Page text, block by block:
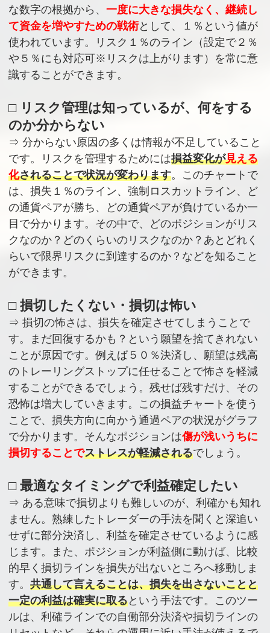
な数字の根拠から、 一度に大きな損失なく、継続し
て資金を増やすための戦術として、１％という値が
使われています。リスク１％のライン（設定で２％
や５％にも対応可※リスクは上がります）を常に意
識することができます。
□ リスク管理は知っているが、何をする
のか分からない
⇒ 分からない原因の多くは情報が不足していること
です。リスクを管理するためには損益変化が見える
化されることで状況が変わります。このチャートで
は、損失１％のライン、強制ロスカットライン、ど
の通貨ペアが勝ち、どの通貨ペアが負けているか一
目で分かります。その中で、どのポジションがリス
クなのか？どのくらいのリスクなのか？あとどれく
らいで限界リスクに到達するのか？などを知ること
ができます。
□ 損切したくない・損切は怖い
⇒ 損切の怖さは、損失を確定させてしまうことで
す。まだ回復するかも？という願望を捨てきれない
ことが原因です。例えば５０％決済し、願望は残高
のトレーリングストップに任せることで怖さを軽減
することができるでしょう。残せば残すだけ、その
恐怖は増大していきます。この損益チャートを使う
ことで、損失方向に向かう通過ペアの状況がグラフ
で分かります。そんなポジションは傷が浅いうちに
損切することでストレスが軽減されるでしょう。
□ 最適なタイミングで利益確定したい
⇒ ある意味で損切よりも難しいのが、利確かも知れ
ません。熟練したトレーダーの手法を聞くと深追い
せずに部分決済し、利益を確定させているように感
じます。また、ポジションが利益側に動けば、比較
的早く損切ラインを損失が出ないところへ移動しま
す。 共通して言えることは、損失を出さないことと
一定の利益は確実に取るという手法です。このツー
ルは、利確ラインでの自働部分決済や損切ラインの